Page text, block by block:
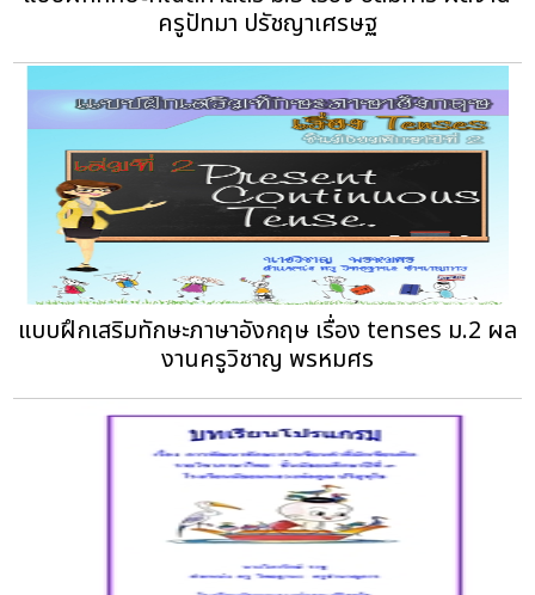
ครูปัทมา ปรัชญาเศรษฐ
แบบฝึกเสริมทักษะภาษาอังกฤษ เรื่อง tenses ม.2 ผล
งานครูวิชาญ พรหมศร